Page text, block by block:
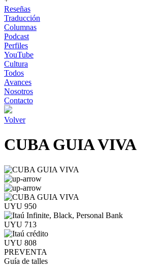
Reseñas
Traducción
Columnas
Podcast
Perfiles
YouTube
Cultura
Todos
Avances
Nosotros
Contacto
Volver
CUBA GUIA VIVA
UYU 950
UYU 713
UYU 808
PREVENTA
Guía de talles